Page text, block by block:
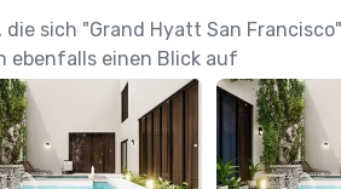
die sich "Grand Hyatt San
ebenfalls einen Blick auf